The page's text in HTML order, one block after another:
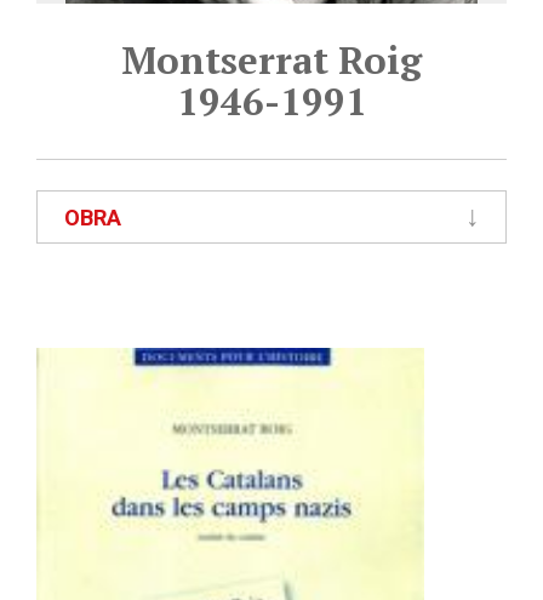
Montserrat Roig
1946-1991
OBRA